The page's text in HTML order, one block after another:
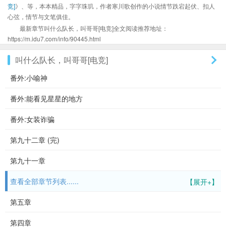
竞]》、等，本本精品，字字珠玑，作者寒川歌创作的小说情节跌宕起伏、扣人
心弦，情节与文笔俱佳。
最新章节叫什么队长，叫哥哥[电竞]全文阅读推荐地址：
https://m.idu7.com/info/90445.html
叫什么队长，叫哥哥[电竞]
番外:小喻神
番外:能看见星星的地方
番外:女装诈骗
第九十二章 (完)
第九十一章
【展开+】
查看全部章节列表......
第五章
第四章